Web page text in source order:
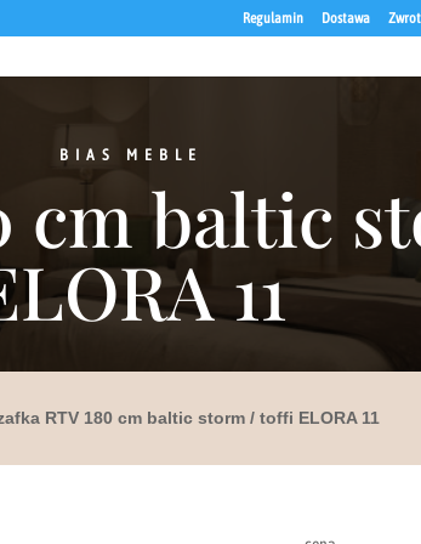
Regulamin Dostawa
BIAS MEBLE
cm baltic
11
RTV 180 cm baltic storm / toffi ELORA 11